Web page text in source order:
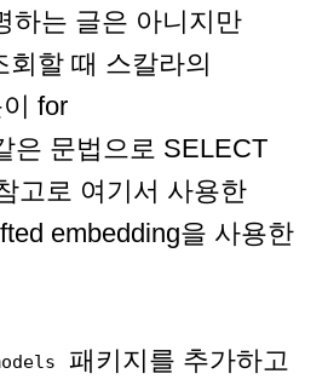
하는 글은 아니지만
할 때 스칼라의
for
은 문법으로 SELECT
고로 여기서 사용한
embedding을 사용한
패키지를 추가하고